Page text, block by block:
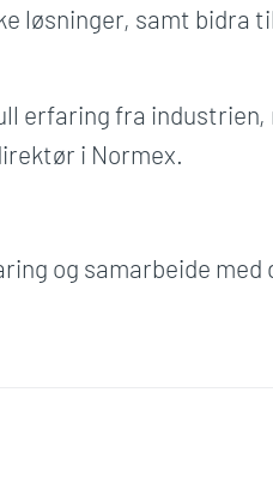
løsninger, samt bidra
erfaring fra industrien,
i Normex.
og samarbeide med